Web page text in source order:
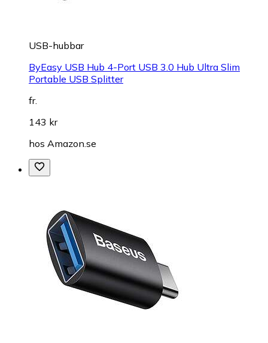
USB-hubbar
ByEasy USB Hub 4-Port USB 3.0 Hub Ultra Slim
Portable USB Splitter
fr.
143 kr
hos Amazon.se